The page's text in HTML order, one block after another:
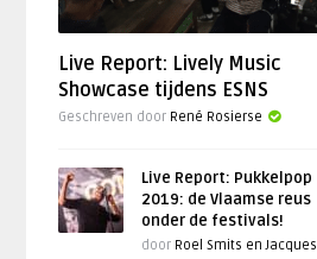
Live Report: Lively Music
Showcase tijdens ESNS
Geschreven door René Rosierse
Live Report: Pukkelpop
2019: de Vlaamse reus
onder de festivals!
door Roel Smits en Jacques